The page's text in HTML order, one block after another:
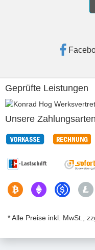
Geprüfte Leistungen
Unsere Zahlungsarten
* Alle Preise inkl. MwSt.,